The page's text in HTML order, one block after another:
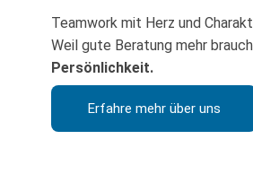
Teamwork mit Herz und
Weil gute Beratung mehr
Persönlichkeit.
Erfahre mehr über uns